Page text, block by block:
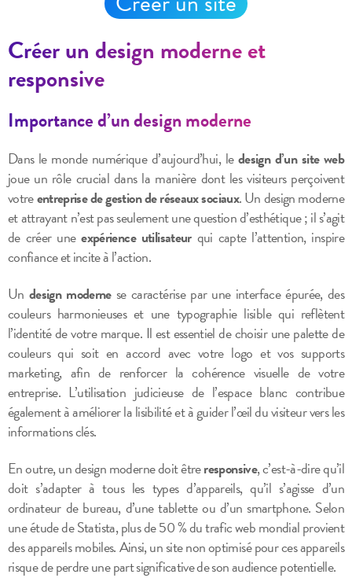
Créer un design moderne et
responsive
Importance d’un design moderne
Dans le monde numérique d’aujourd’hui, ledesign d’un site web
joue un rôle crucial dans la manière dont les visiteurs perçoivent
votreentreprise de gestion de réseaux sociaux. Un design moderne
et attrayant n’est pas seulement une question d’esthétique ; il s’agit
de créer uneexpérience utilisateurqui capte l’attention, inspire
confiance et incite à l’action.
Un design modernese caractérise par une interface épurée, des
couleurs harmonieuses et une typographie lisible qui reflètent
l’identité de votre marque. Il est essentiel de choisir une palette de
couleurs qui soit en accord avec votre logo et vos supports
marketing, afin de renforcer la cohérence visuelle de votre
entreprise. L’utilisation judicieuse de l’espace blanc contribue
également à améliorer la lisibilité et à guider l’œil du visiteur vers les
informations clés.
En outre, un design moderne doit êtreresponsive, c’est-à-dire qu’il
doit s’adapter à tous les types d’appareils, qu’il s’agisse d’un
ordinateur de bureau, d’une tablette ou d’un smartphone. Selon
une étude de Statista, plus de 50 % du trafic web mondial provient
des appareils mobiles. Ainsi, un site non optimisé pour ces appareils
risque de perdre une part significative de son audience potentielle.